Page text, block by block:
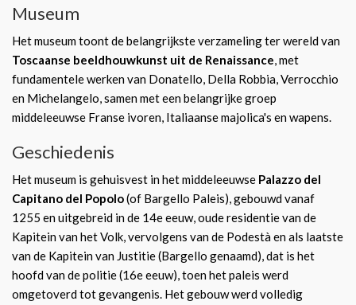
Museum
Het museum toont de belangrijkste verzameling ter wereld van
Toscaanse beeldhouwkunst uit de Renaissance, met
fundamentele werken van Donatello, Della Robbia, Verrocchio
en Michelangelo, samen met een belangrijke groep
middeleeuwse Franse ivoren, Italiaanse majolica's en wapens.
Geschiedenis
Het museum is gehuisvest in het middeleeuwse Palazzo del
Capitano del Popolo(of Bargello Paleis), gebouwd vanaf
1255 en uitgebreid in de 14e eeuw, oude residentie van de
Kapitein van het Volk, vervolgens van de Podestà en als laatste
van de Kapitein van Justitie (Bargello genaamd), dat is het
hoofd van de politie (16e eeuw), toen het paleis werd
omgetoverd tot gevangenis. Het gebouw werd volledig